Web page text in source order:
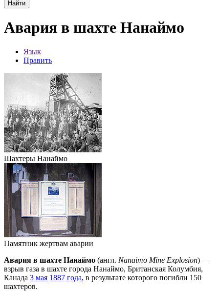
Найти
Авария в шахте Нанаймо
Язык
Править
Шахтеры Нанаймо
Памятник жертвам аварии
Авария в шахте Нанаймо (англ. Nanaimo Mine Explosion) —
взрыв газа в шахте города Нанаймо, Британская Колумбия,
Канада 3 мая 1887 года, в результате которого погибли 150
шахтеров.